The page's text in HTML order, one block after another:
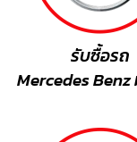
รับซื้อรถ
Mercedes